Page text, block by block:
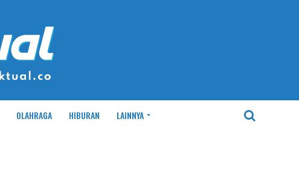
OLAHRAGA HIBURAN LAINNYA